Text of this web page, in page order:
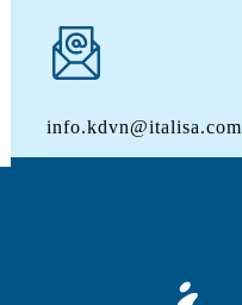
info.kdvn@italisa.com